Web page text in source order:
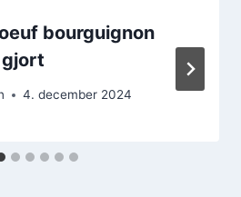
bourguignon
4. december 2024